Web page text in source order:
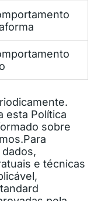
esta Política
sobre
Para
e técnicas